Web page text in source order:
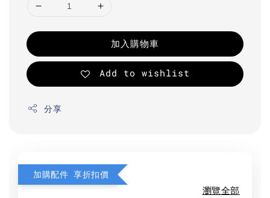
加入購物車
Add to wishlist
分享
加購配件 享折扣價
瀏覽全部